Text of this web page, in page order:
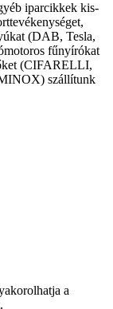
iparcikkek kis-
(DAB, Tesla,
fűnyírókat
(CIFARELLI,
szállítunk
a